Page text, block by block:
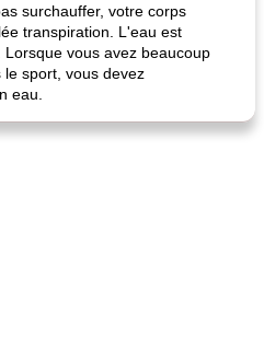
le méga's jopp joes
surchauffer, votre corps
transpiration. L'eau est
vous avez beaucoup
sport, vous devez
eau.